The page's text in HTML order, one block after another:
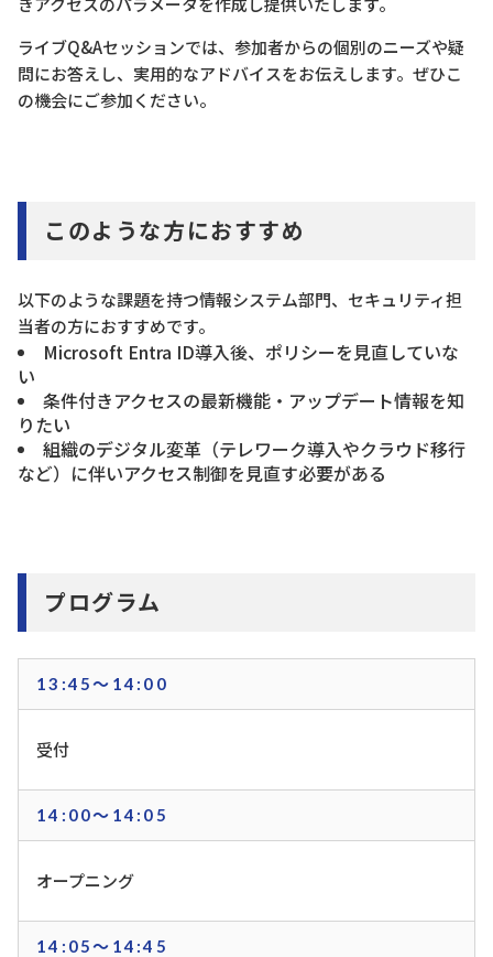
ライブQ&Aセッションでは、参加者からの個別のニーズや疑
問にお答えし、実用的なアドバイスをお伝えします。ぜひこ
の機会にご参加ください。
このような方におすすめ
以下のような課題を持つ情報システム部門、セキュリティ担
当者の方におすすめです。
Microsoft Entra ID導入後、ポリシーを見直していな
い
条件付きアクセスの最新機能・アップデート情報を知
りたい
組織のデジタル変革（テレワーク導入やクラウド移行
など）に伴いアクセス制御を見直す必要がある
プログラム
13:45～14:00
受付
14:00～14:05
オープニング
14:05～14:45